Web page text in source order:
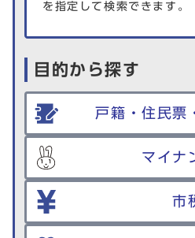
を指定して検索できます。
目的から探す
戸籍・住民票
マイナ
市